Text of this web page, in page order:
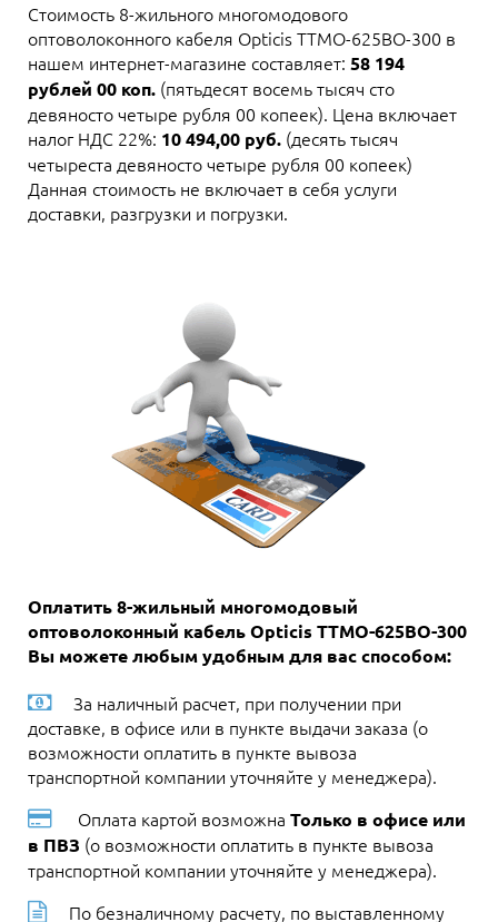
Стоимость 8-жильного многомодового
оптоволоконного кабеля Opticis TTMO-625BO-300 в
нашем интернет-магазине составляет: 58 194
рублей 00 коп. (пятьдесят восемь тысяч сто
девяносто четыре рубля 00 копеек). Цена включает
налог НДС 22%: 10 494,00 руб. (десять тысяч
четыреста девяносто четыре рубля 00 копеек)
Данная стоимость не включает в себя услуги
доставки, разгрузки и погрузки.
Оплатить 8-жильный многомодовый
оптоволоконный кабель Opticis TTMO-625BO-300
Вы можете любым удобным для вас способом:
За наличный расчет, при получении при
доставке, в офисе или в пункте выдачи заказа (о
возможности оплатить в пункте вывоза
транспортной компании уточняйте у менеджера).
Оплата картой возможна Только в офисе или
в ПВЗ (о возможности оплатить в пункте вывоза
транспортной компании уточняйте у менеджера).
По безналичному расчету, по выставленному